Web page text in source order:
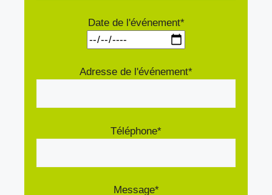
Date de l'événement*
Adresse de l'événement*
Téléphone*
Message*